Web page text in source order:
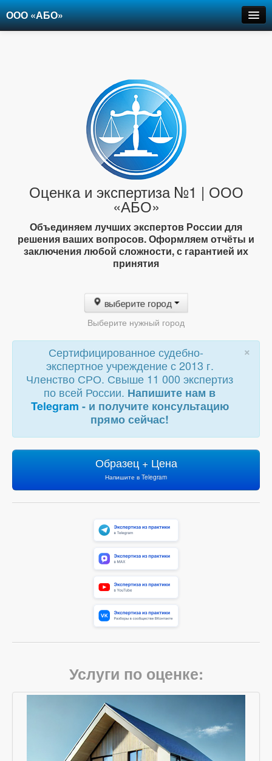
ООО «АБО»
Оценка и экспертиза №1 | ООО
«АБО»
Объединяем лучших экспертов России для
решения ваших вопросов. Оформляем отчёты и
заключения любой сложности, с гарантией их
принятия
выберите город
Выберите нужный город
×
Сертифицированное судебно-
экспертное учреждение с 2013 г.
Членство СРО. Свыше 11 000 экспертиз
по всей России. Напишите нам в
Telegram - и получите консультацию
прямо сейчас!
Образец + Цена
Напишите в Telegram
Услуги по оценке: